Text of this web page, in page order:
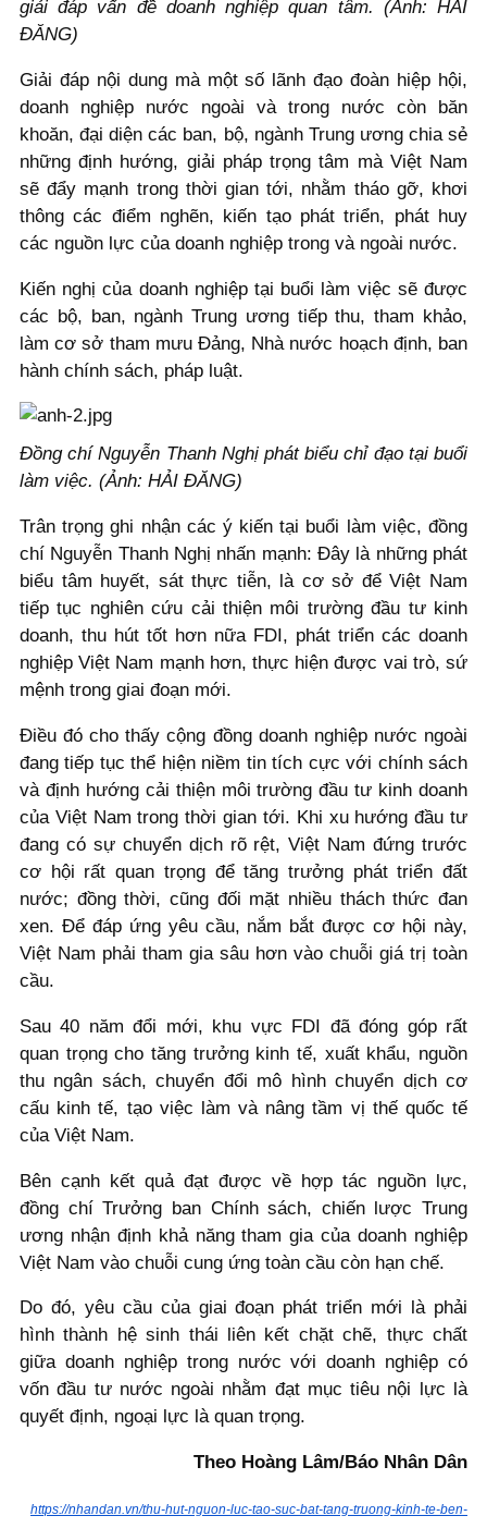
giải đáp vấn đề doanh nghiệp quan tâm. (Ảnh: HẢI
ĐĂNG)
Giải đáp nội dung mà một số lãnh đạo đoàn hiệp hội,
doanh nghiệp nước ngoài và trong nước còn băn
khoăn, đại diện các ban, bộ, ngành Trung ương chia sẻ
những định hướng, giải pháp trọng tâm mà Việt Nam
sẽ đẩy mạnh trong thời gian tới, nhằm tháo gỡ, khơi
thông các điểm nghẽn, kiến tạo phát triển, phát huy
các nguồn lực của doanh nghiệp trong và ngoài nước.
Kiến nghị của doanh nghiệp tại buổi làm việc sẽ được
các bộ, ban, ngành Trung ương tiếp thu, tham khảo,
làm cơ sở tham mưu Đảng, Nhà nước hoạch định, ban
hành chính sách, pháp luật.
Đồng chí Nguyễn Thanh Nghị phát biểu chỉ đạo tại buổi
làm việc. (Ảnh: HẢI ĐĂNG)
Trân trọng ghi nhận các ý kiến tại buổi làm việc, đồng
chí Nguyễn Thanh Nghị nhấn mạnh: Đây là những phát
biểu tâm huyết, sát thực tiễn, là cơ sở để Việt Nam
tiếp tục nghiên cứu cải thiện môi trường đầu tư kinh
doanh, thu hút tốt hơn nữa FDI, phát triển các doanh
nghiệp Việt Nam mạnh hơn, thực hiện được vai trò, sứ
mệnh trong giai đoạn mới.
Điều đó cho thấy cộng đồng doanh nghiệp nước ngoài
đang tiếp tục thể hiện niềm tin tích cực với chính sách
và định hướng cải thiện môi trường đầu tư kinh doanh
của Việt Nam trong thời gian tới. Khi xu hướng đầu tư
đang có sự chuyển dịch rõ rệt, Việt Nam đứng trước
cơ hội rất quan trọng để tăng trưởng phát triển đất
nước; đồng thời, cũng đối mặt nhiều thách thức đan
xen. Để đáp ứng yêu cầu, nắm bắt được cơ hội này,
Việt Nam phải tham gia sâu hơn vào chuỗi giá trị toàn
cầu.
Sau 40 năm đổi mới, khu vực FDI đã đóng góp rất
quan trọng cho tăng trưởng kinh tế, xuất khẩu, nguồn
thu ngân sách, chuyển đổi mô hình chuyển dịch cơ
cấu kinh tế, tạo việc làm và nâng tầm vị thế quốc tế
của Việt Nam.
Bên cạnh kết quả đạt được về hợp tác nguồn lực,
đồng chí Trưởng ban Chính sách, chiến lược Trung
ương nhận định khả năng tham gia của doanh nghiệp
Việt Nam vào chuỗi cung ứng toàn cầu còn hạn chế.
Do đó, yêu cầu của giai đoạn phát triển mới là phải
hình thành hệ sinh thái liên kết chặt chẽ, thực chất
giữa doanh nghiệp trong nước với doanh nghiệp có
vốn đầu tư nước ngoài nhằm đạt mục tiêu nội lực là
quyết định, ngoại lực là quan trọng.
Theo Hoàng Lâm/Báo Nhân Dân
https://nhandan.vn/thu-hut-nguon-luc-tao-suc-bat-tang-truong-kinh-te-ben-